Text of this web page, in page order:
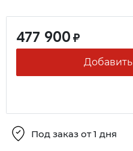
477 900 ₽
Под заказ от 1 дня